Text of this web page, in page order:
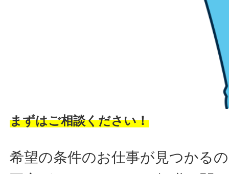
まずはご相談ください！
希望の条件のお仕事が見つかる